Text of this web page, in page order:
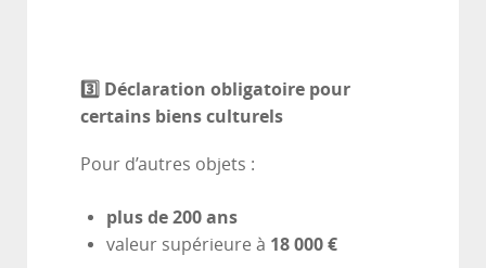
3️ ⃣ Déclaration obligatoire pour
certains biens culturels
Pour d’autres objets :
plus de 200 ans
valeur supérieure à 18 000 €